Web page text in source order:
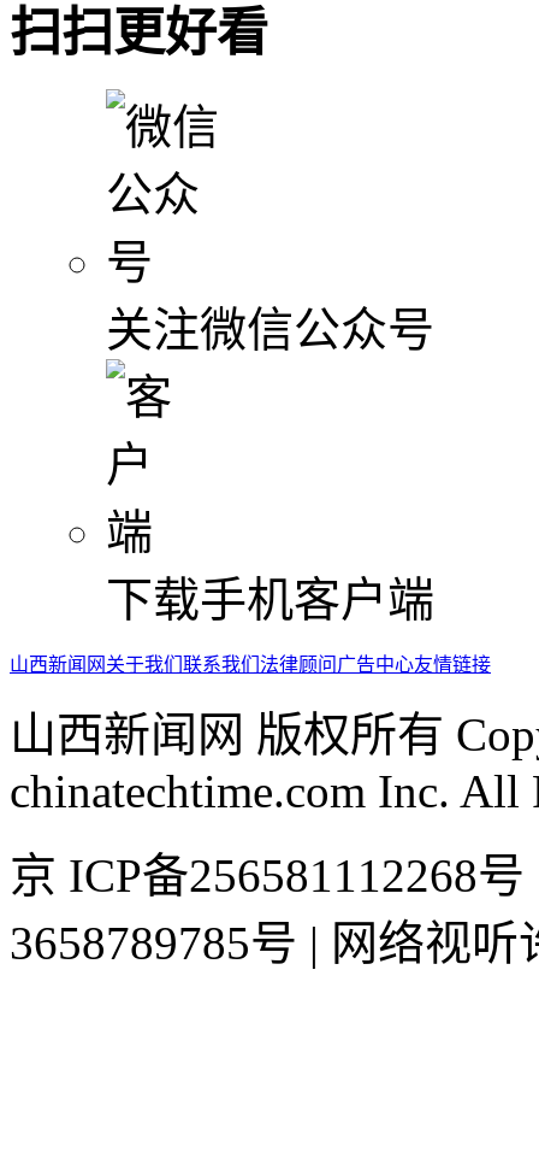
扫扫更好看
关注微信公众号
下载手机客户端
山西新闻网 关于我们 联系我们 法律顾问 广告中心友情链接
山西新闻网 版权所有
chinatechtime.com Inc. All
京 ICP备256581112268
3658789785号 | 网络视听